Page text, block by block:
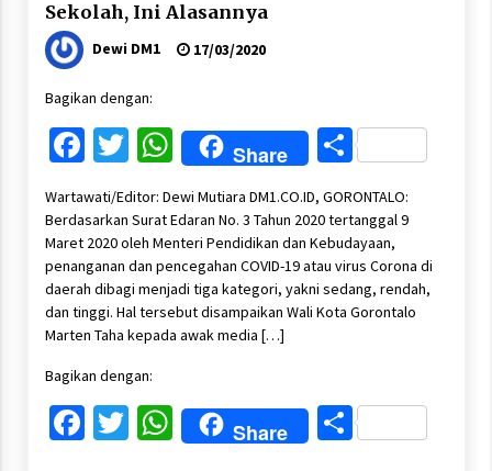
Sekolah, Ini Alasannya
Dewi DM1 17/03/2020
Bagikan dengan:
Facebook
Twitter
WhatsApp
Share Share
Wartawati/Editor: Dewi Mutiara DM1.CO.ID, GORONTALO:
Berdasarkan Surat Edaran No. 3 Tahun 2020 tertanggal 9
Maret 2020 oleh Menteri Pendidikan dan Kebudayaan,
penanganan dan pencegahan COVID-19 atau virus Corona di
daerah dibagi menjadi tiga kategori, yakni sedang, rendah,
dan tinggi. Hal tersebut disampaikan Wali Kota Gorontalo
Marten Taha kepada awak media […]
Bagikan dengan:
Facebook
Twitter
WhatsApp
Share Share